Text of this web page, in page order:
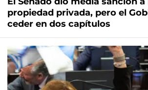
propiedad privada, pero el
ceder en dos capítulos